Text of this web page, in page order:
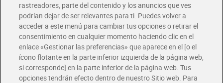
Helado bombón chocolate
blanco Dia Temptation 4 x
84 g
2,39 € (7,11 €/KILO)
Añadir
Barqueta de dulce de leche
Dia Temptation 525 g
2,99 € (5,70 €/KILO)
Añadir
rastreadores, parte del contenido y los anuncios que ves
podrían dejar de ser relevantes para ti. Puedes volver a
acceder a este menú para cambiar tus opciones o retirar el
consentimiento en cualquier momento haciendo clic en el
enlace «Gestionar las preferencias» que aparece en el [o el
ícono flotante en la parte inferior izquierda de la página web,
si corresponde] en la parte inferior de la página web. Tus
opciones tendrán efecto dentro de nuestro Sitio web. Para